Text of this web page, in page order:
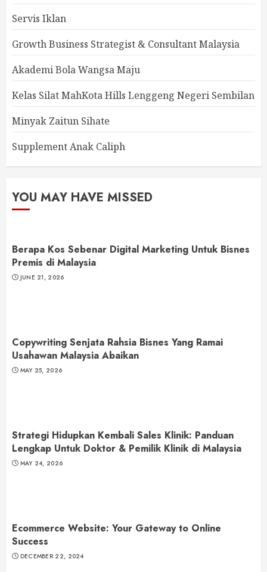
Servis Iklan
Growth Business Strategist & Consultant Malaysia
Akademi Bola Wangsa Maju
Kelas Silat MahKota Hills Lenggeng Negeri Sembilan
Minyak Zaitun Sihate
Supplement Anak Caliph
YOU MAY HAVE MISSED
Berapa Kos Sebenar Digital Marketing Untuk Bisnes
Premis di Malaysia
JUNE 21, 2026
Copywriting Senjata Rahsia Bisnes Yang Ramai
Usahawan Malaysia Abaikan
MAY 25, 2026
Strategi Hidupkan Kembali Sales Klinik: Panduan
Lengkap Untuk Doktor & Pemilik Klinik di Malaysia
MAY 24, 2026
Ecommerce Website: Your Gateway to Online
Success
DECEMBER 22, 2024